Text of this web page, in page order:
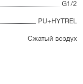
G1/2
PU+HYTREL
Сжатый воздух